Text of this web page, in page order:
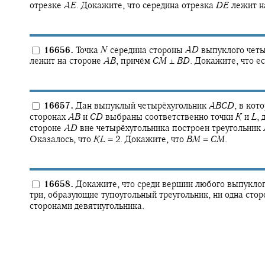
отрезке AE. Докажите, что середина отрезка DE лежит
16656. Точка N середина стороны AD выпуклого
лежит на стороне AB, причём CM ⊥ BD. Докажите, что
16657. Дан выпуклый четырёхугольник ABCD, в
сторонах AB и CD выбраны соответственно точки K и L,
стороне AD вне четырёхугольника построен треугольник
Оказалось, что KL = 2. Докажите, что BM = CM.
16658. Докажите, что среди вершин любого
три, образующие тупоугольный треугольник, ни одна
сторонами девятиугольника.